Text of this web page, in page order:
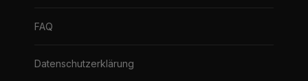
FAQ
Datenschutzerklärung